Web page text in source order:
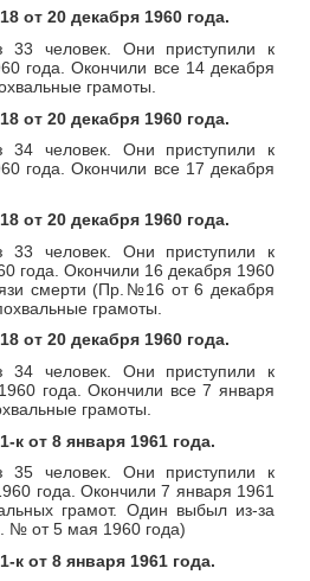
от 20 декабря 1960 года.
33 человек. Они приступили к
года. Окончили все 14 декабря
грамоты.
от 20 декабря 1960 года.
34 человек. Они приступили к
года. Окончили все 17 декабря
от 20 декабря 1960 года.
33 человек. Они приступили к
года. Окончили 16 декабря 1960
смерти (Пр.№16 от 6 декабря
грамоты.
от 20 декабря 1960 года.
34 человек. Они приступили к
года. Окончили все 7 января
грамоты.
от 8 января 1961 года.
35 человек. Они приступили к
года. Окончили 7 января 1961
грамот. Один выбыл из-за
№ от 5 мая 1960 года)
от 8 января 1961 года.